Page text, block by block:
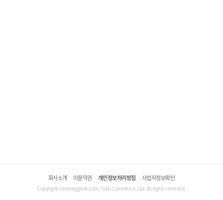
회사소개 이용약관 개인정보처리방침 사업자정보확인
Copyright©domeggook.com / G&G Commerce, Ltd. All rights reserved.